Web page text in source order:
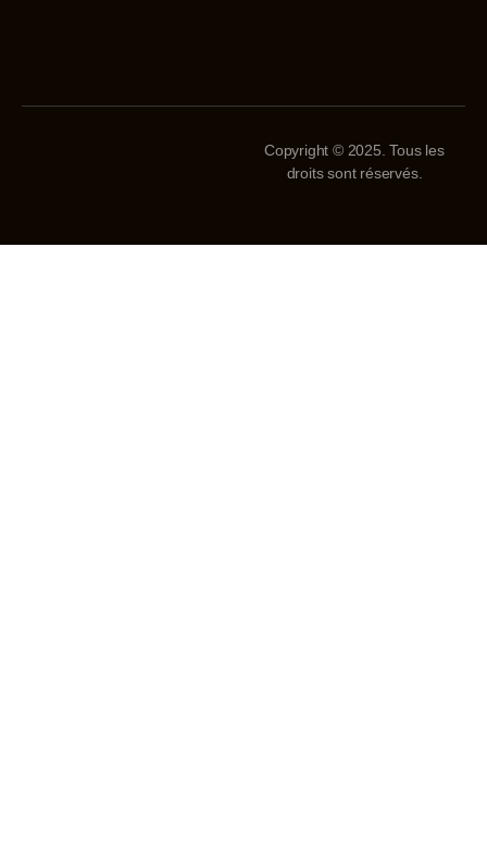
Copyright © 2025. Tous les
droits sont réservés.